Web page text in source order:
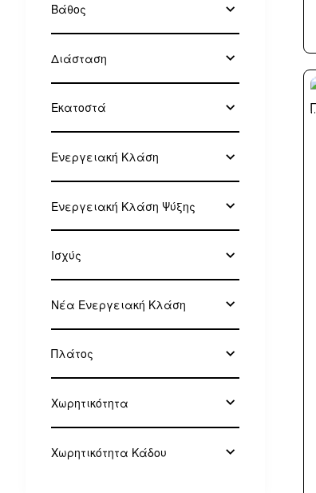
Juro-pro
LG
Liebherr
MULTIHOME
Nobu
Sanden Intercool
Βάθος
Διάσταση
Εκατοστά
Ενεργειακή Κλάση
Ενεργειακή Κλάση Ψύξης
Ισχύς
Νέα Ενεργειακή Κλάση
Πλάτος
Χωρητικότητα
Χωρητικότητα Κάδου